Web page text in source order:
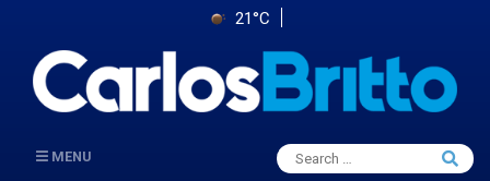
21°C
MENU
Search
for:
Search